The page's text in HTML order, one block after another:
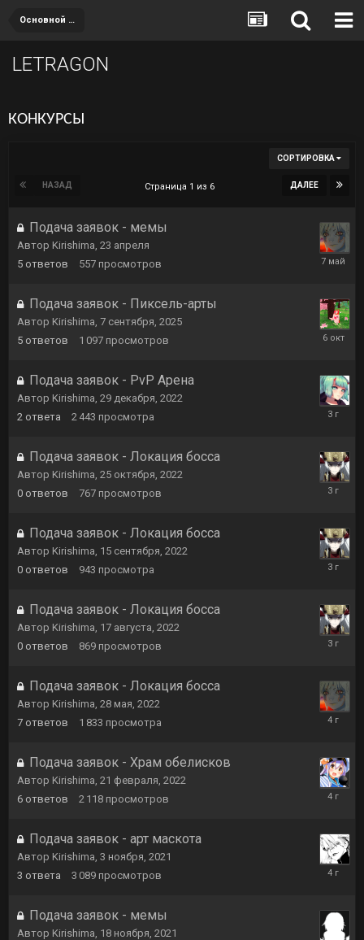
Основной раздел
LETRAGON
КОНКУРСЫ
СОРТИРОВКА
НАЗАД ДАЛЕЕ
Страница 1 из 6
Подача заявок - мемы
Автор Kirishima, 23 апреля
5 ответов 557 просмотров
7
Подача заявок - Пиксель-арты
Автор Kirishima, 7 сентября, 2025
5 ответов 1 097 просмотров
6
Подача заявок - PvP Арена
Автор Kirishima, 29 декабря, 2022
2 ответа 2 443 просмотра
18
Подача заявок - Локация босса
Автор Kirishima, 25 октября, 2022
0 ответов 767 просмотров
25
Подача заявок - Локация босса
Автор Kirishima, 15 сентября, 2022
0 ответов 943 просмотра
15
Подача заявок - Локация босса
Автор Kirishima, 17 августа, 2022
0 ответов 869 просмотров
17
Подача заявок - Локация босса
Автор Kirishima, 28 мая, 2022
7 ответов 1 833 просмотра
12
Подача заявок - Храм обелисков
Автор Kirishima, 21 февраля, 2022
6 ответов 2 118 просмотров
18
Подача заявок - арт маскота
Автор Kirishima, 3 ноября, 2021
3 ответа 3 089 просмотров
27
Подача заявок - мемы
Автор Kirishima, 18 ноября, 2021